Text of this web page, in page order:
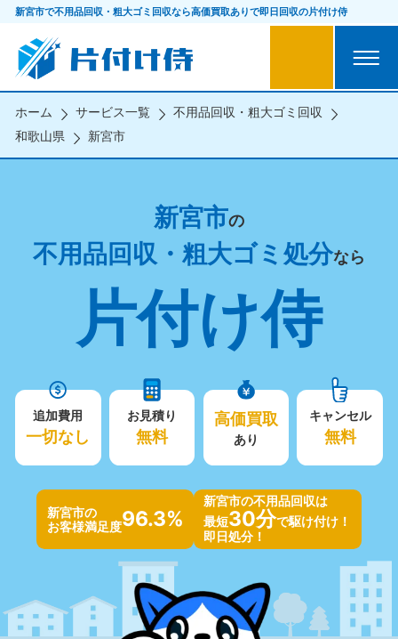
新宮市で不用品回収・粗大ゴミ回収なら高価買取ありで即日回収の片付け侍
ホーム サービス一覧
不用品回収・粗大ゴミ回収
和歌山県
新宮市
新宮市の
不用品回収・粗大ゴミ処分なら
片付け侍
追加費用
一切なし
お見積り
無料
高価買取
あり
キャンセル
無料
新宮市の
お客様満足度96.3%
新宮市の不用品回収は
最短30分で駆け付け！
即日処分！